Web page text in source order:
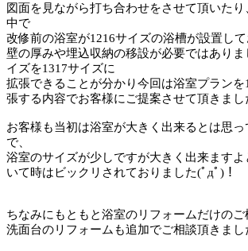
図面を見ながら打ち合わせをさせて頂いたり
中で
改修前の浴室が1216サイズの浴槽が設置して
壁の厚みや埋込収納の移設が必要ではあり
イズを1317サイズに
拡張できることが分かり今回は浴室プラン
張する内容でお客様にご提案させて頂きまし
お客様も当初は浴室が大きく出来るとは思
で、
浴室のサイズが少しですが大きく出来ます
いて時はビックリされておりました(ﾟдﾟ)！
ちなみにもともと浴室のリフォームだけのご
洗面台のリフォームも追加でご相談頂きまし